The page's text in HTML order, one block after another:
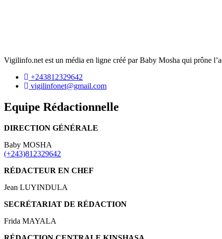
Vigilinfo.net est un média en ligne créé par Baby Mosha qui prône
+243812329642
vigilinfonet@gmail.com
Equipe Rédactionnelle
DIRECTION GÉNÉRALE
Baby MOSHA
(+243)812329642
RÉDACTEUR EN CHEF
Jean LUYINDULA
SECRÉTARIAT DE RÉDACTION
Frida MAYALA